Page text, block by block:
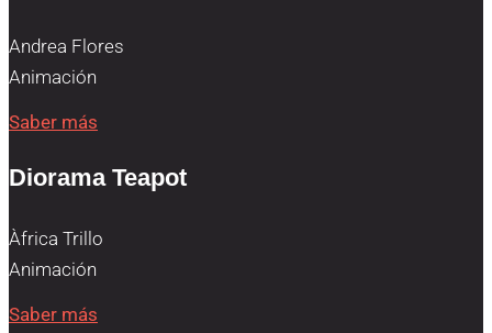
Andrea Flores
Animación
Saber más
Diorama Teapot
Àfrica Trillo
Animación
Saber más